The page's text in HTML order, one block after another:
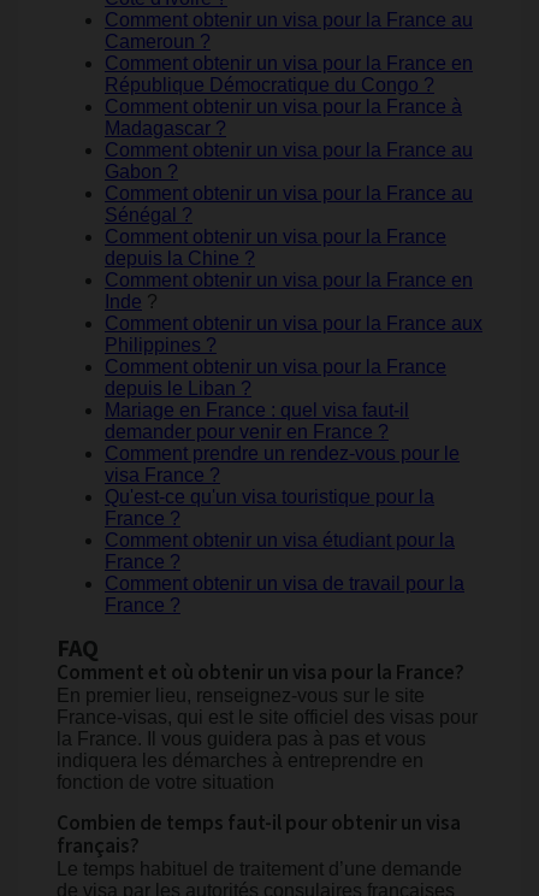
Comment obtenir un visa pour la France au
Cameroun ?
Comment obtenir un visa pour la France en
République Démocratique du Congo ?
Comment obtenir un visa pour la France à
Madagascar ?
Comment obtenir un visa pour la France au
Gabon ?
Comment obtenir un visa pour la France au
Sénégal ?
Comment obtenir un visa pour la France
depuis la Chine ?
Comment obtenir un visa pour la France en
Inde ?
Comment obtenir un visa pour la France aux
Philippines ?
Comment obtenir un visa pour la France
depuis le Liban ?
Mariage en France : quel visa faut-il
demander pour venir en France ?
Comment prendre un rendez-vous pour le
visa France ?
Qu'est-ce qu'un visa touristique pour la
France ?
Comment obtenir un visa étudiant pour la
France ?
Comment obtenir un visa de travail pour la
France ?
FAQ
Comment et où obtenir un visa pour la France?
En premier lieu, renseignez-vous sur le site
France-visas, qui est le site officiel des visas pour
la France. Il vous guidera pas à pas et vous
indiquera les démarches à entreprendre en
fonction de votre situation
Combien de temps faut-il pour obtenir un visa
français?
Le temps habituel de traitement d’une demande
de visa par les autorités consulaires françaises